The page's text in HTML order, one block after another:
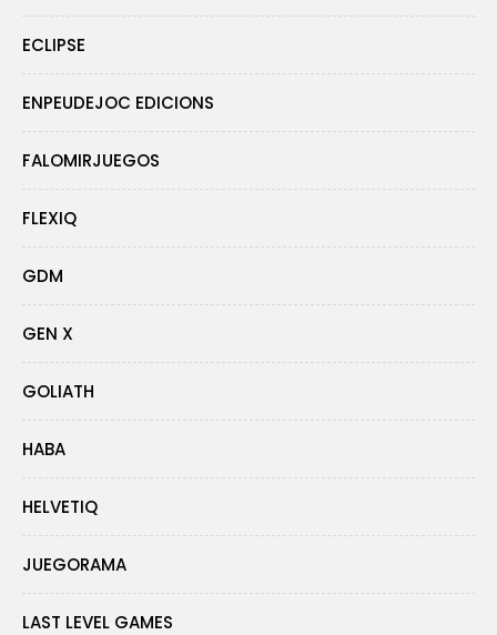
ECLIPSE
ENPEUDEJOC EDICIONS
FALOMIRJUEGOS
FLEXIQ
GDM
GEN X
GOLIATH
HABA
HELVETIQ
JUEGORAMA
LAST LEVEL GAMES